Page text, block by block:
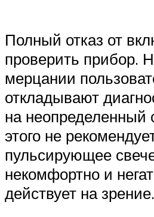
Полный отказ от
проверить прибор.
мерцании
откладывают
на неопределенный
этого не
пульсирующее
некомфортно и
действует на зрение.